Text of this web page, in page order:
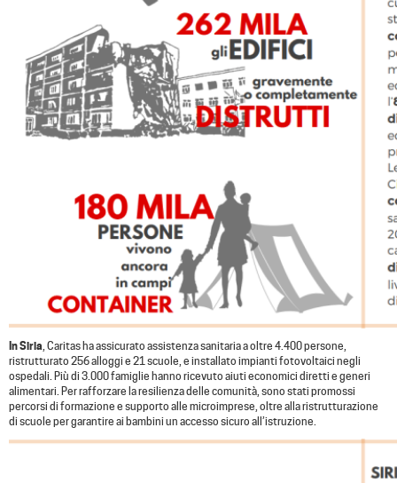
In Siria , Caritas ha assicurato assistenza sanitaria a oltre 4.400 persone,
ristrutturato 256 alloggi e 21 scuole, e installato impianti fotovoltaici negli
ospedali. Più di 3.000 famiglie hanno ricevuto aiuti economici diretti e generi
alimentari. Per rafforzare la resilienza delle comunità, sono stati promossi
percorsi di formazione e supporto alle microimprese, oltre alla ristrutturazione
di scuole per garantire ai bambini un accesso sicuro all’istruzione.